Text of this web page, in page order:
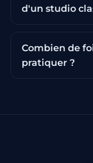
d'un studio
Combien de
pratiquer ?